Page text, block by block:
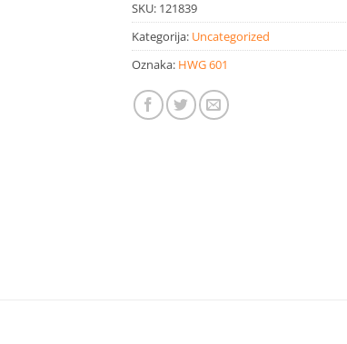
SKU: 121839
Kategorija: Uncategorized
Oznaka: HWG 601